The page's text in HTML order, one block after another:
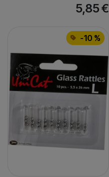
5,85€
-10 %